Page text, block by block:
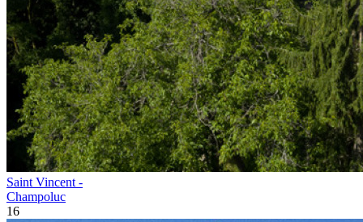
Saint Vincent -
Champoluc
16